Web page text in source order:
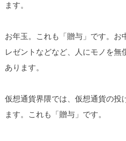
ます。
お年玉。これも「贈与」です。お
レゼントなどなど、人にモノを無
あります。
仮想通貨界隈では、仮想通貨の投
ます。これも「贈与」です。